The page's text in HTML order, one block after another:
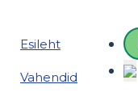
Esileht
Vahendid